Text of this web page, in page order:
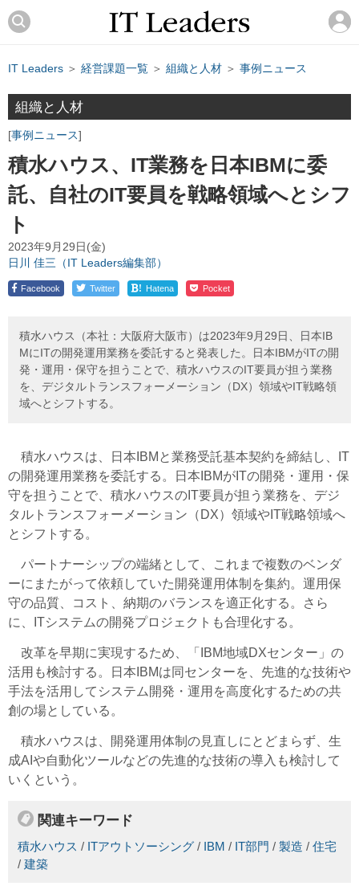
IT Leaders ＞ 経営課題一覧 ＞ 組織と人材 ＞ 事例ニュース
組織と人材
事例ニュース
積水ハウス、IT業務を日本IBMに委
託、自社のIT要員を戦略領域へとシフ
ト
2023年9月29日(金)
日川 佳三（IT Leaders編集部）
Facebook Twitter ! Hatena Pocket
積水ハウス（本社：大阪府大阪市）は2023年9月29日、日本IB
MにITの開発運用業務を委託すると発表した。日本IBMがITの開
発・運用・保守を担うことで、積水ハウスのIT要員が担う業務
を、デジタルトランスフォーメーション（DX）領域やIT戦略領
域へとシフトする。
積水ハウスは、日本IBMと業務受託基本契約を締結し、IT
の開発運用業務を委託する。日本IBMがITの開発・運用・保
守を担うことで、積水ハウスのIT要員が担う業務を、デジ
タルトランスフォーメーション（DX）領域やIT戦略領域へ
とシフトする。
パートナーシップの端緒として、これまで複数のベンダ
ーにまたがって依頼していた開発運用体制を集約。運用保
守の品質、コスト、納期のバランスを適正化する。さら
に、ITシステムの開発プロジェクトも合理化する。
改革を早期に実現するため、「IBM地域DXセンター」の
活用も検討する。日本IBMは同センターを、先進的な技術や
手法を活用してシステム開発・運用を高度化するための共
創の場としている。
積水ハウスは、開発運用体制の見直しにとどまらず、生
成AIや自動化ツールなどの先進的な技術の導入も検討して
いくという。
関連キーワード
積水ハウス / ITアウトソーシング / IBM / IT部門 / 製造 / 住宅
/ 建築